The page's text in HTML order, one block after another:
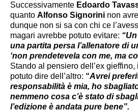
Successivamente Edoardo
quanto Alfonso Signorini non
dunque non si sa con chi ce
magari avrebbe potuto evitare:
una partita persa l’allenatore di
‘non prendetevela con me, ma
Stando al pensiero dell’ex
potuto dire dell’altro: “Avrei
responsabilità è mia, ho
nemmeno cosa c’è stato di
l’edizione è andata pure bene”.